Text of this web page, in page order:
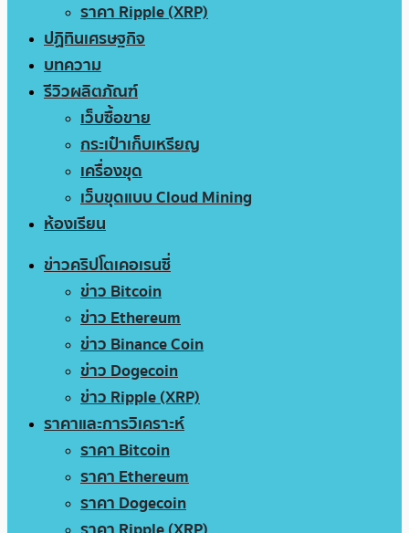
ราคา Ripple (XRP)
ปฏิทินเศรษฐกิจ
บทความ
รีวิวผลิตภัณฑ์
เว็บซื้อขาย
กระเป๋าเก็บเหรียญ
เครื่องขุด
เว็บขุดแบบ Cloud Mining
ห้องเรียน
ข่าวคริปโตเคอเรนซี่
ข่าว Bitcoin
ข่าว Ethereum
ข่าว Binance Coin
ข่าว Dogecoin
ข่าว Ripple (XRP)
ราคาและการวิเคราะห์
ราคา Bitcoin
ราคา Ethereum
ราคา Dogecoin